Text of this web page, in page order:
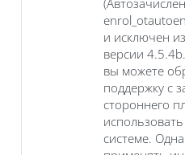
и исключен
версии
вы можете
поддержку с
стороннего
системе.